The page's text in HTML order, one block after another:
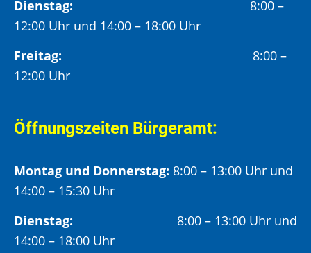
Dienstag: 8:00 –
12:00 Uhr und 14:00 – 18:00 Uhr
Freitag:
8:00 –
12:00 Uhr
Öffnungszeiten Bürgeramt:
Montag und Donnerstag: 8:00 – 13:00 Uhr und
14:00 – 15:30 Uhr
Dienstag: 8:00 – 13:00 Uhr und
14:00 – 18:00 Uhr